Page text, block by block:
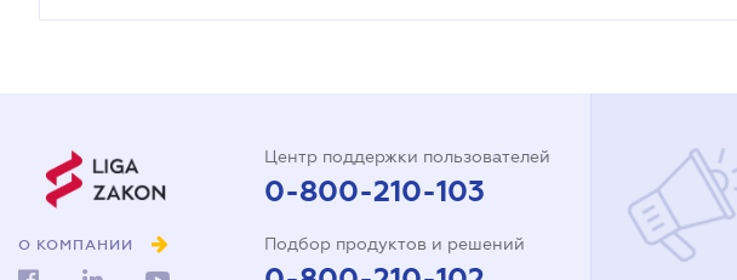
О КОМПАНИИ
Центр поддержки пользователей
0-800-210-103
Подбор продуктов и решений